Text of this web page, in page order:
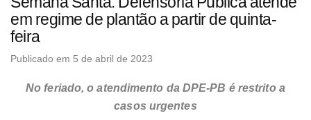
em regime de plantão a partir de quinta-
feira
Publicado em 5 de abril de 2023
No feriado, o atendimento da DPE-PB é restrito a
casos urgentes